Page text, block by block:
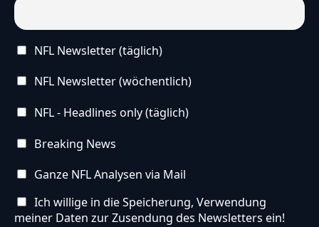
NFL Newsletter (täglich)
NFL Newsletter (wöchentlich)
NFL - Headlines only (täglich)
Breaking News
Ganze NFL Analysen via Mail
Ich willige in die Speicherung, Verwendung
meiner Daten zur Zusendung des Newsletters ein!